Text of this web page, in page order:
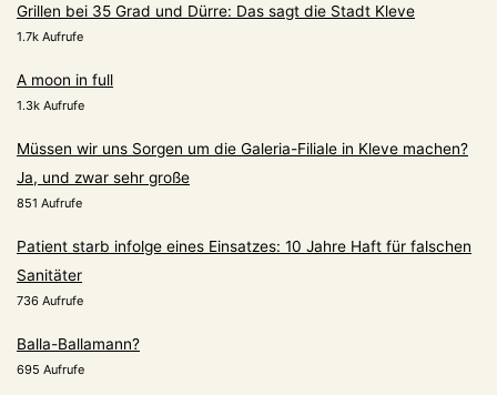
Grillen bei 35 Grad und Dürre: Das sagt die Stadt Kleve
1.7k Aufrufe
A moon in full
1.3k Aufrufe
Müssen wir uns Sorgen um die Galeria-Filiale in Kleve machen?
Ja, und zwar sehr große
851 Aufrufe
Patient starb infolge eines Einsatzes: 10 Jahre Haft für falschen
Sanitäter
736 Aufrufe
Balla-Ballamann?
695 Aufrufe